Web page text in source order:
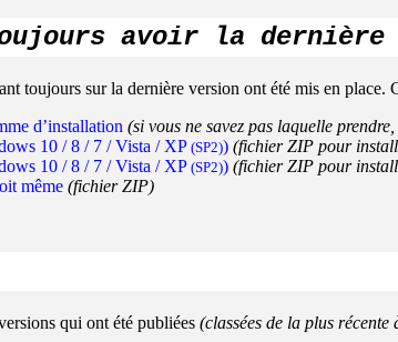
avoir la dernière
toujours sur la dernière version ont été mis en
d’installation (si vous ne savez pas laquelle
10 / 8 / 7 / Vista / XP (SP2)) (fichier ZIP pour
10 / 8 / 7 / Vista / XP (SP2)) (fichier ZIP pour
même (fichier ZIP)
qui ont été publiées (classées de la plus